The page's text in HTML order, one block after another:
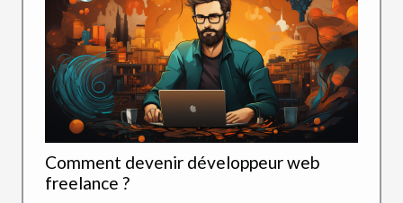
Comment devenir développeur web
freelance ?